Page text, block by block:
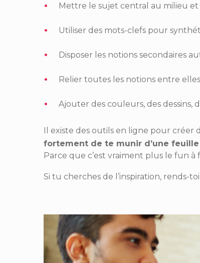
Mettre le sujet central au milieu
Utiliser des mots-clefs pour
Disposer les notions secondaires
Relier toutes les notions entre
Ajouter des couleurs, des dessins,
Il existe des outils en ligne pour créer
fortement de te munir d’une
Parce que c’est vraiment plus le fun
Si tu cherches de l’inspiration, rends-